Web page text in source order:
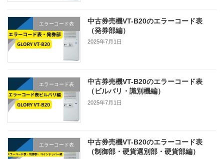
エラーコード表
中古券売機VT-B20のエラーコード表
（発券部編）
2025年7月1日
エラーコード表
中古券売機VT-B20のエラーコード表
（ビルバリ・識別機編）
2025年7月1日
エラーコード表
中古券売機VT-B20のエラーコード表
（制御部・硬貨選別部・硬貨部編）